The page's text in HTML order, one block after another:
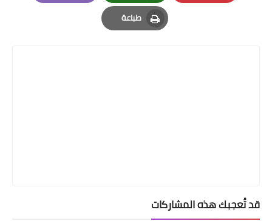
Pinterest
Whatsapp
Email
طباعة
Print
قد تُعجبك هذه المشاركات